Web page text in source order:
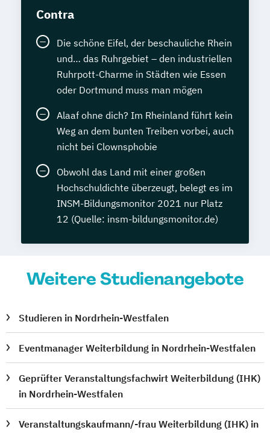
Contra
Die schöne Eifel, der beschauliche Rhein
und… das Ruhrgebiet – den industriellen
Ruhrpott-Charme in Städten wie Essen
oder Dortmund muss man mögen
Alaaf ohne dich? Im Rheinland führt kein
Weg an dem bunten Treiben vorbei, auch
nicht bei Clownsphobie
Obwohl das Land mit einer großen
Hochschuldichte überzeugt, belegt es im
INSM-Bildungsmonitor 2021 nur Platz
12 (Quelle: insm-bildungsmonitor.de)
Weitere Studienangebote
Studieren in Nordrhein-Westfalen
Eventmanager Weiterbildung in Nordrhein-Westfalen
Geprüfter Veranstaltungsfachwirt Weiterbildung (IHK)
in Nordrhein-Westfalen
Veranstaltungskaufmann/-frau Weiterbildung (IHK) in